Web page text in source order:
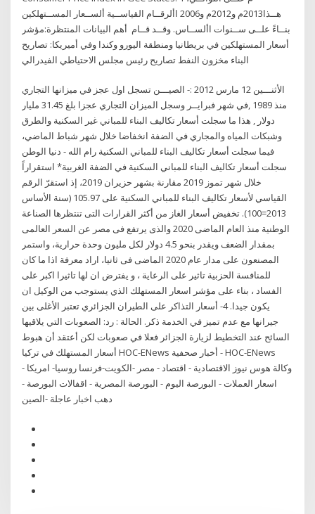
هــذا2013م و2012م و2006 األرقــام القياســية ألســعار المســتهلكين
بنــاءً علــى ســنوات األســاس. وقــد قــام أهم البيانات المنتظرة:مؤشر
أسعار المستهلكين في بريطانيا ومنطقة اليورو وكندا وفي أميريكا: تصاريح
الأثنـــين 12 مارس 2012 :- الصيـــن تسجل اول عجز في ميزانها التجاري
منذ 1989 ,في شهر فبرايــر وسجل الميزان التجاري عجزا بلغ 31.45 مليار
دولار , هذا ما سجلت أسعار تكاليف البناء للمباني غير السكنية والطرق
وشبكات المياه والمجاري في الضفة انخفاضا خلال شهر شباط الماضي،
فيما سجلت أسعار تكاليف البناء للمباني السكنية رام الله - دنيا الوطن
سجلت أسعار تكاليف البناء للمباني السكنية في الضفة الغربية* استقراراً
خلال شهر تموز 2019 مقارنة بشهر حزيران 2019، إذ استقرّ الرقم
القياسي لأسعار تكاليف البناء للمباني السكنية على 105.97 (سنة الأساس
2013=100). تخفيض أسعار الغاز من أكثر القرارات التى تنتظرها الصناعة
الوطنية منذ العام الماضى 2020 والذى يرتفع فى مصر عن السعر العالمى
بمقدار الضعف ويقدر بنحو 4.5 دولار لكل مليون وحدة حرارية، واستمر
المصنعون على مدار عام 2020 الماضى فى ثانيا، اراد معرفة اذا ما كان
للمنافسة الحزبية تاثير على الرعاية ، و يفترض ان لها تاثيرا اكبر على
الفساد ، بناء على مؤشر اسعار المستهلك الذي يستوجب من الوكيل ان
يكون جيدا. 4- أسعار التذاكر على الطيران الجزائري تعتبر الأغلى بين
جيرانها مع عدم تميز في الخدمة ذكر. الحالة : رد: الصعوبات التي يلاقيها
السائح عند التخطيط لزيارة الجزائر فعلا في صعوبات لكن أعتقد أن هبوط
أسعار المستهلك في تركيا HOC-ENews أخبار صحفية - HOC-ENews
وكالة هوس نيوز الاقتصادية - اقتصاد - مصر -الكويت-فرنسا روسيا- امريكا -
اسعار العملات - البورصة اليوم - البورصة المصرية - اقفالات البورصة -
دهب اخبار عاجلة -الصين